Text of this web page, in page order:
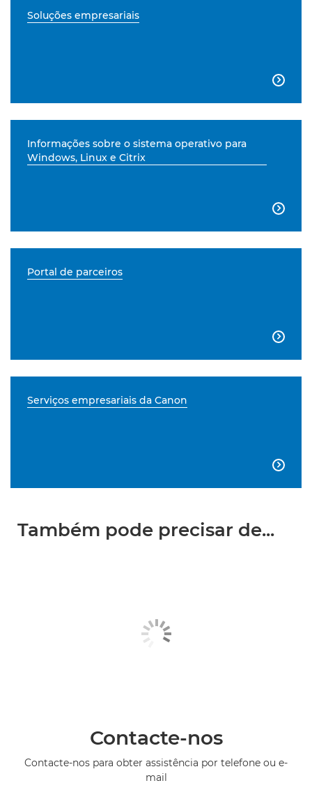
Soluções empresariais

Informações sobre o sistema operativo para
Windows, Linux e Citrix

Portal de parceiros

Serviços empresariais da Canon

Também pode precisar de...
Contacte-nos
Contacte-nos para obter assistência por telefone ou e-
mail